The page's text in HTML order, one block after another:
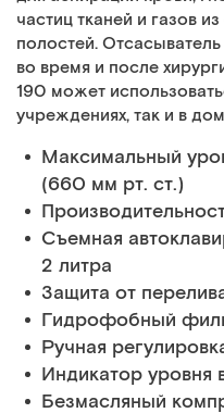
частиц тканей и газов
полостей.
во время и после
190 может
учреждениях, так и в
Максимальный
(660 мм рт. ст.)
Съемная
2 литра
Защита от
Гидрофобный
Ручная
Индикатор уровня
Безмасляный